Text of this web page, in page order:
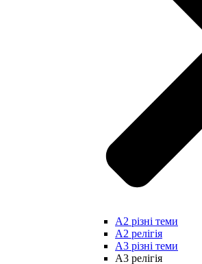
А2 різні теми
А2 релігія
А3 різні теми
А3 релігія